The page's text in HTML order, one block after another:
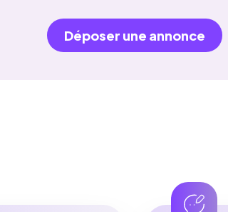
Déposer une annonce